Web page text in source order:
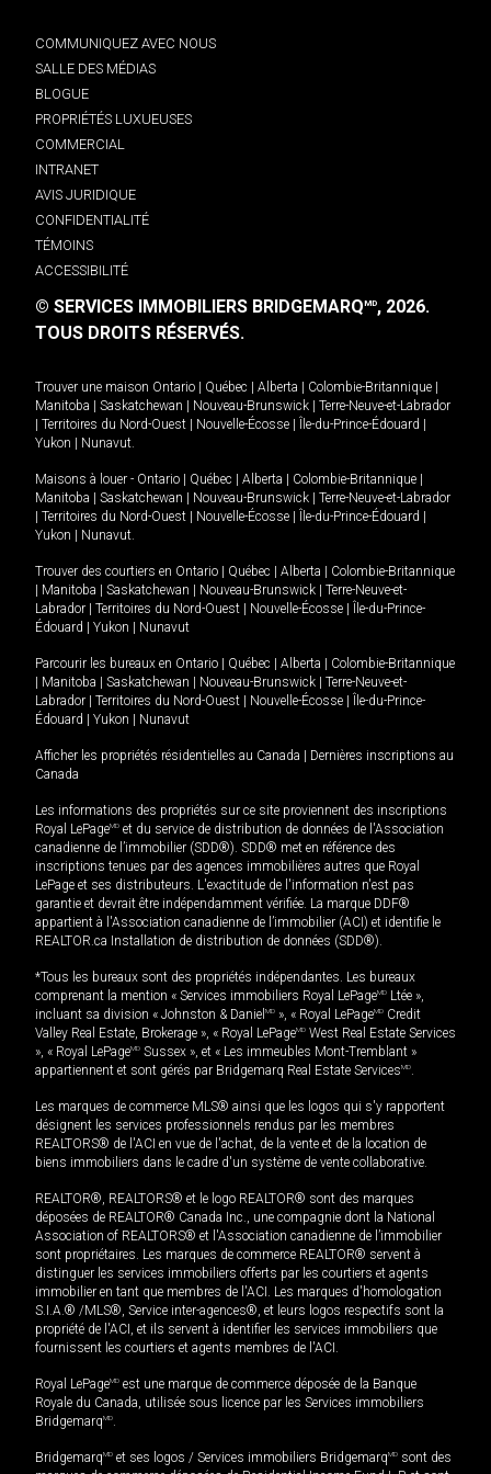
COMMUNIQUEZ AVEC NOUS
SALLE DES MÉDIAS
BLOGUE
PROPRIÉTÉS LUXUEUSES
COMMERCIAL
INTRANET
AVIS JURIDIQUE
CONFIDENTIALITÉ
TÉMOINS
ACCESSIBILITÉ
© SERVICES IMMOBILIERS BRIDGEMARQMD, 2026.
TOUS DROITS RÉSERVÉS.
Trouver une maison Ontario Québec Alberta Colombie-Britannique
Manitoba
Saskatchewan Nouveau-Brunswick
Terre-Neuve-et-Labrador
Territoires du Nord-Ouest Nouvelle-Écosse Île-du-Prince-Édouard
Yukon
Nunavut.
Maisons à louer - Ontario Québec Alberta Colombie-Britannique
Manitoba
Saskatchewan Nouveau-Brunswick
Terre-Neuve-et-Labrador
Territoires du Nord-Ouest Nouvelle-Écosse Île-du-Prince-Édouard
Yukon
Nunavut.
Trouver des courtiers en Ontario Québec Alberta
Colombie-Britannique
Manitoba Saskatchewan Nouveau-Brunswick
Terre-Neuve-et-
Labrador
Territoires du Nord-Ouest Nouvelle-Écosse
Île-du-Prince-
Édouard
Yukon Nunavut
Parcourir les bureaux en Ontario Québec Alberta
Colombie-Britannique
Manitoba Saskatchewan Nouveau-Brunswick
Terre-Neuve-et-
Labrador
Territoires du Nord-Ouest Nouvelle-Écosse
Île-du-Prince-
Édouard
Yukon Nunavut
Afficher les propriétés résidentielles au Canada
Dernières inscriptions au
Canada
Les informations des propriétés sur ce site proviennent des inscriptions
Royal LePageMD et du service de distribution de données de l'Association
canadienne de l’immobilier (SDD®). SDD® met en référence des
inscriptions tenues par des agences immobilières autres que Royal
LePage et ses distributeurs. L'exactitude de l'information n'est pas
garantie et devrait être indépendamment vérifiée. La marque DDF®
appartient à l'Association canadienne de l’immobilier (ACI) et identifie le
REALTOR.ca Installation de distribution de données (SDD®).
*Tous les bureaux sont des propriétés indépendantes. Les bureaux
comprenant la mention « Services immobiliers Royal LePageMD Ltée »,
incluant sa division « Johnston & Daniel MD », « Royal LePageMD Credit
Valley Real Estate, Brokerage », « Royal LePageMD West Real Estate Services
», « Royal LePageMD Sussex », et « Les immeubles Mont-Tremblant »
appartiennent et sont gérés par Bridgemarq Real Estate ServicesMD.
Les marques de commerce MLS® ainsi que les logos qui s'y rapportent
désignent les services professionnels rendus par les membres
REALTORS® de l'ACI en vue de l'achat, de la vente et de la location de
biens immobiliers dans le cadre d'un système de vente collaborative.
REALTOR®, REALTORS® et le logo REALTOR® sont des marques
déposées de REALTOR® Canada Inc., une compagnie dont la National
Association of REALTORS® et l'Association canadienne de l’immobilier
sont propriétaires. Les marques de commerce REALTOR® servent à
distinguer les services immobiliers offerts par les courtiers et agents
immobilier en tant que membres de l'ACI. Les marques d'homologation
S.I.A.® /MLS®, Service inter-agences®, et leurs logos respectifs sont la
propriété de l'ACI, et ils servent à identifier les services immobiliers que
fournissent les courtiers et agents membres de l'ACI.
Royal LePageMD est une marque de commerce déposée de la Banque
Royale du Canada, utilisée sous licence par les Services immobiliers
BridgemarqMD.
BridgemarqMD et ses logos / Services immobiliers BridgemarqMD sont des